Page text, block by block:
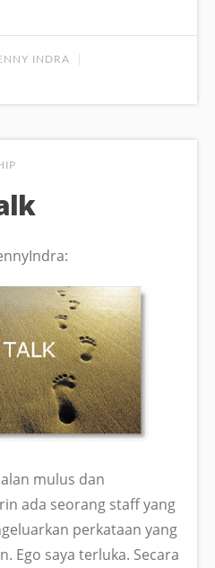
INDRA
mulus dan
ada seorang staff yang
perkataan yang
Ego saya terluka. Secara